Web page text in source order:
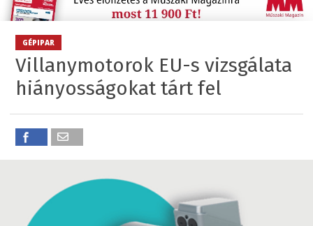
GÉPIPAR
Villanymotorok EU-s vizsgálata
hiányosságokat tárt fel